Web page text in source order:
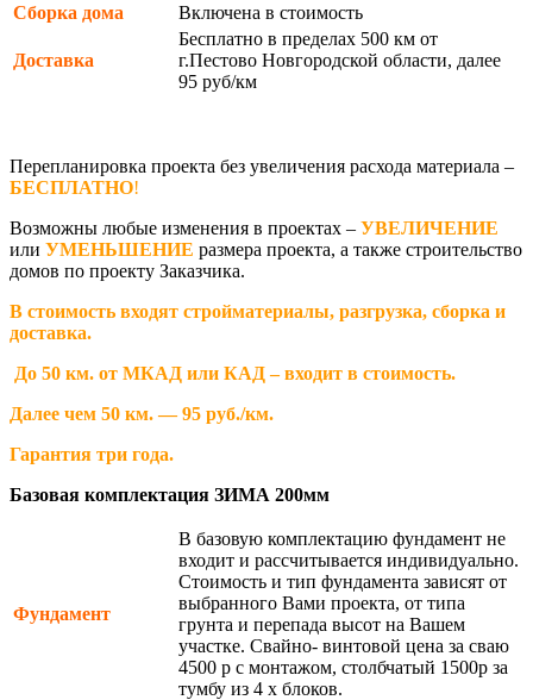
Сборка дома
Включена в стоимость
Доставка
Бесплатно в пределах 500 км от
г.Пестово Новгородской области, далее
95 руб/км
Перепланировка проекта без увеличения расхода материала –
БЕСПЛАТНО!
Возможны любые изменения в проектах – УВЕЛИЧЕНИЕ
или УМЕНЬШЕНИЕ размера проекта, а также строительство
домов по проекту Заказчика.
В стоимость входят стройматериалы, разгрузка, сборка и
доставка.
До 50 км. от МКАД или КАД – входит в стоимость.
Далее чем 50 км. — 95 руб./км.
Гарантия три года.
Базовая комплектация ЗИМА 200мм
Фундамент
В базовую комплектацию фундамент не
входит и рассчитывается индивидуально.
Стоимость и тип фундамента зависят от
выбранного Вами проекта, от типа
грунта и перепада высот на Вашем
участке. Свайно- винтовой цена за сваю
4500 р с монтажом, столбчатый 1500р за
тумбу из 4 х блоков.